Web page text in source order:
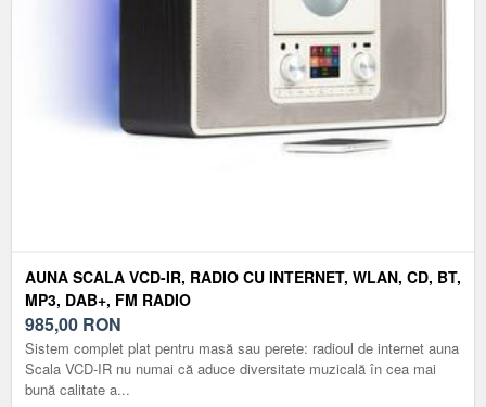
AUNA SCALA VCD-IR, RADIO CU INTERNET, WLAN, CD, BT,
MP3, DAB+, FM RADIO
985,00 RON
Sistem complet plat pentru masă sau perete: radioul de internet auna
Scala VCD-IR nu numai că aduce diversitate muzicală în cea mai
bună calitate a...